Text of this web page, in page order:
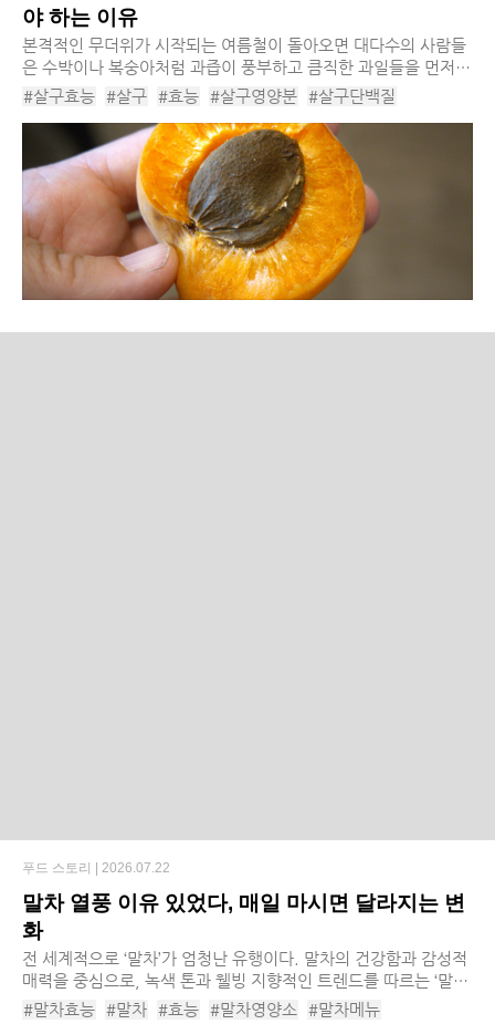
야 하는 이유
​본격적인 무더위가 시작되는 여름철이 돌아오면 대다수의 사람들
은 수박이나 복숭아처럼 과즙이 풍부하고 큼직한 과일들을 먼저
떠올리곤 합니다. 화려하고 달콤한 대형 과일들의 그늘에 가려져
#살구효능 #살구 #효능 #살구영양분 #살구단백질
#살구영양소 #과즙 #살구영양 #수박 #복숭아 #여름철
#여름철과일
#여름과일 #건살구 #제철과일 #단백질과일
말차 열풍 이유 있었다, 매일 마시면 달라지는 변
화
전 세계적으로 ‘말차’가 엄청난 유행이다. 말차의 건강함과 감성적
매력을 중심으로, 녹색 톤과 웰빙 지향적인 트렌드를 따르는 ‘말차
코어’라는 단어는 전 세계에서 통용이 되고 있는 상황이다. 말차빛
#말차효능 #말차 #효능 #말차영양소
#말차메뉴
푸드 스토리 | 2026.07.22